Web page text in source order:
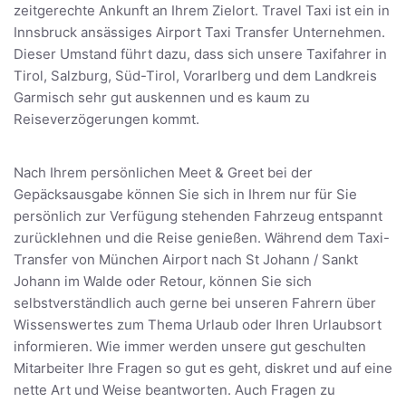
zeitgerechte Ankunft an Ihrem Zielort. Travel Taxi ist ein in
Innsbruck ansässiges Airport Taxi Transfer Unternehmen.
Dieser Umstand führt dazu, dass sich unsere Taxifahrer in
Tirol, Salzburg, Süd-Tirol, Vorarlberg und dem Landkreis
Garmisch sehr gut auskennen und es kaum zu
Reiseverzögerungen kommt.
Nach Ihrem persönlichen Meet & Greet bei der
Gepäcksausgabe können Sie sich in Ihrem nur für Sie
persönlich zur Verfügung stehenden Fahrzeug entspannt
zurücklehnen und die Reise genießen. Während dem Taxi-
Transfer von München Airport nach St Johann / Sankt
Johann im Walde oder Retour, können Sie sich
selbstverständlich auch gerne bei unseren Fahrern über
Wissenswertes zum Thema Urlaub oder Ihren Urlaubsort
informieren. Wie immer werden unsere gut geschulten
Mitarbeiter Ihre Fragen so gut es geht, diskret und auf eine
nette Art und Weise beantworten. Auch Fragen zu